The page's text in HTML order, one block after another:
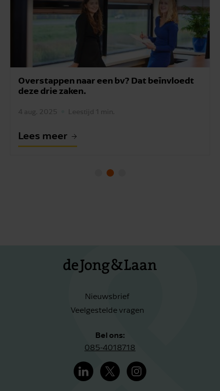
Overstappen naar een bv? Dat beïnvloedt
deze drie zaken.
4 aug. 2025 Leestijd 1 min.
Lees meer
Nieuwsbrief
Veelgestelde vragen
Bel ons:
085-4018718